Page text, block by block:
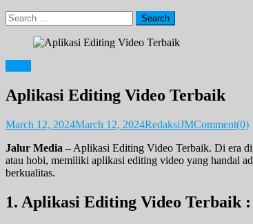
Search
for:
Aplikasi Editing Video Terbaik
March 12, 2024March 12, 2024RedaksiJMComment(0)
Jalur Media – Aplikasi Editing Video Terbaik. Di era
atau hobi, memiliki aplikasi editing video yang handal
berkualitas.
1. Aplikasi Editing Video Terbaik